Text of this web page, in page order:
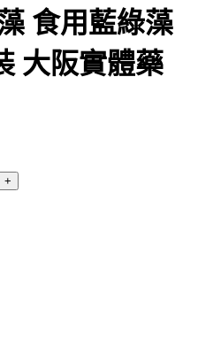
食用藍綠藻
大阪實體藥